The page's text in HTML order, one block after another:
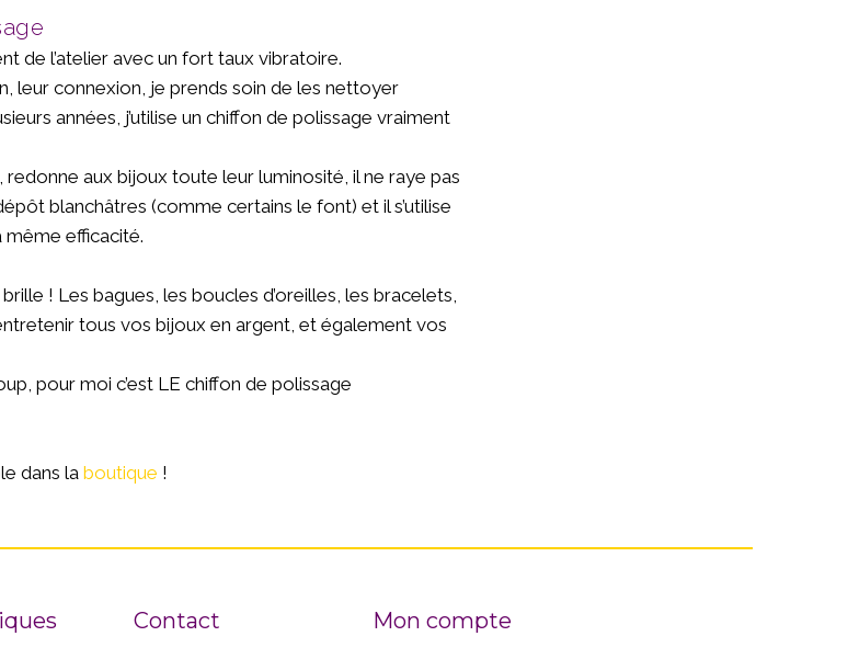
de l’atelier avec un fort taux vibratoire.
leur connexion, je prends soin de les nettoyer
années, j’utilise un chiffon de polissage vraiment
aux bijoux toute leur luminosité, il ne raye pas
blanchâtres (comme certains le font) et il s’utilise
même efficacité.
! Les bagues, les boucles d’oreilles, les bracelets,
tous vos bijoux en argent, et également vos
pour moi c’est LE chiffon de polissage
dans laboutique !
Contact Mon compte